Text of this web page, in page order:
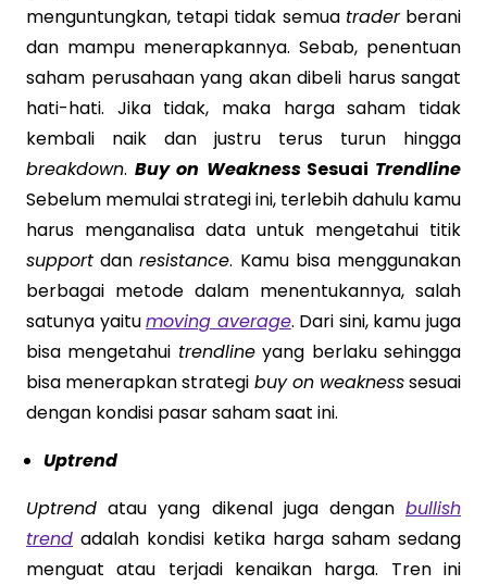
menguntungkan, tetapi tidak semua traderberani
dan mampu menerapkannya. Sebab, penentuan
saham perusahaan yang akan dibeli harus sangat
hati-hati. Jika tidak, maka harga saham tidak
kembali naik dan justru terus turun hingga
breakdown. Buy on WeaknessSesuai Trendline
Sebelum memulai strategi ini, terlebih dahulu kamu
harus menganalisa data untuk mengetahui titik
support danresistance. Kamu bisa menggunakan
berbagai metode dalam menentukannya, salah
satunya yaitumoving average. Dari sini, kamu juga
bisa mengetahui trendlineyang berlaku sehingga
bisa menerapkan strategi buy on weaknesssesuai
dengan kondisi pasar saham saat ini.
Uptrend
Uptrend atau yang dikenal juga dengan bullish
trend adalah kondisi ketika harga saham sedang
menguat atau terjadi kenaikan harga. Tren ini